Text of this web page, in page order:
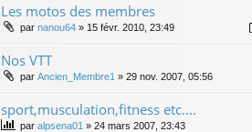
Les motos des membres
par nanou64 » 15 févr. 2010, 23:49
Nos VTT
par Ancien_Membre1 » 29 nov. 2007, 05:56
sport,musculation,fitness etc....
par alpsena01 » 24 mars 2007, 23:43